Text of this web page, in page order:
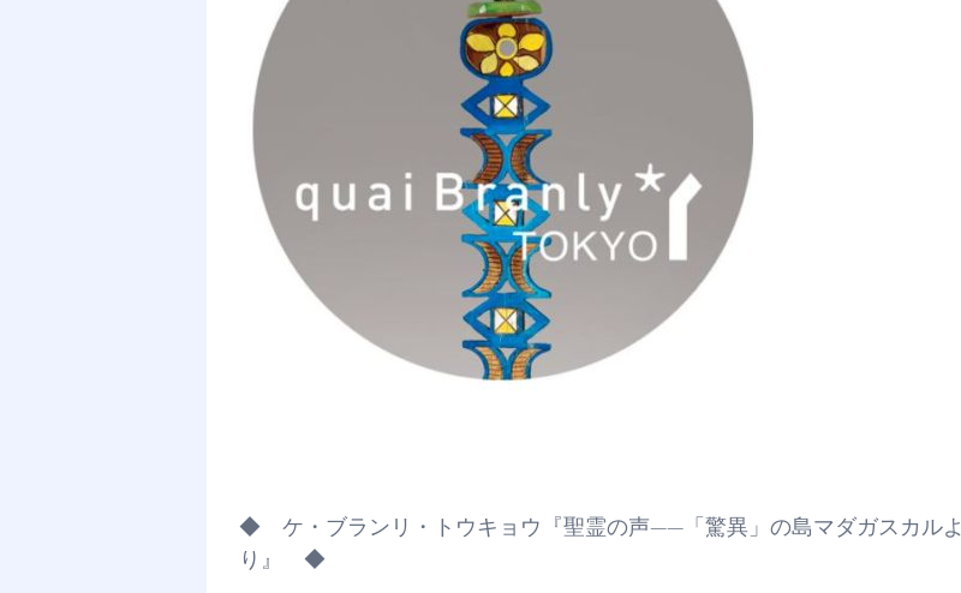
◆ ケ・ブランリ・トウキョウ『聖霊の声——「驚異」の島マダガスカルよ
り』 ◆